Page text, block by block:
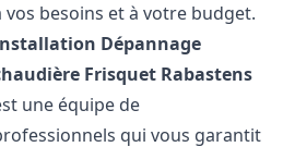
vos besoins et à votre budget.
Dépannage
Frisquet Rabastens
une équipe de
qui vous garantit